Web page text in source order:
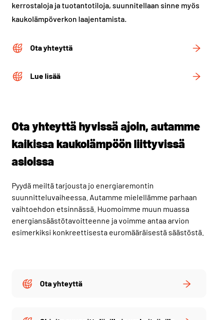
kerrostaloja ja tuotantotiloja, suunnitellaan sinne myös
kaukolämpöverkon laajentamista.
Ota yhteyttä
Lue lisää
Ota yhteyttä hyvissä ajoin, autamme
kaikissa kaukolämpöön liittyvissä
asioissa
Pyydä meiltä tarjousta jo energiaremontin
suunnitteluvaiheessa. Autamme mielellämme parhaan
vaihtoehdon etsinnässä. Huomoimme muun muassa
energiansäästötavoitteenne ja voimme antaa arvion
esimerkiksi konkreettisesta euromääräisestä säästöstä.
Ota yhteyttä